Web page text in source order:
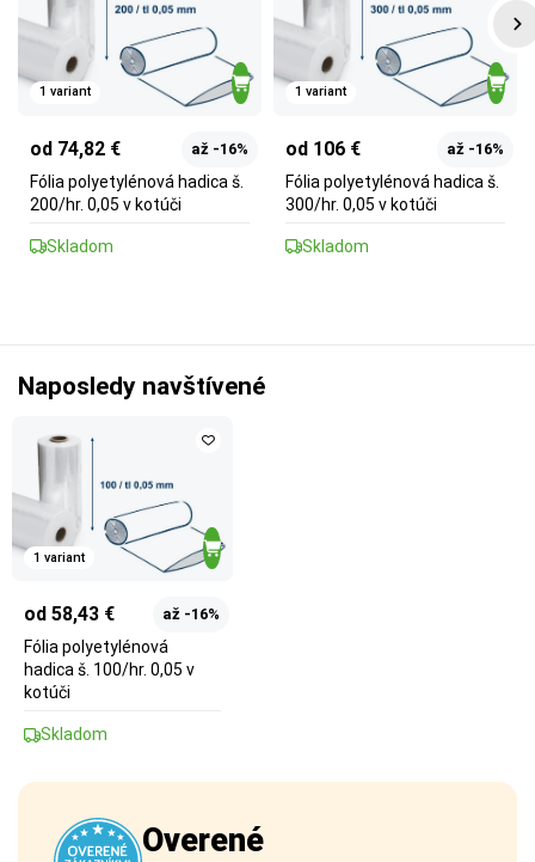
1 variant
od 74,82 € až -16%
Fólia polyetylénová hadica š.
200/hr. 0,05 v kotúči
Skladom
1 variant
od 106 € až -16%
Fólia polyetylénová hadica š.
300/hr. 0,05 v kotúči
Skladom
Naposledy navštívené
1 variant
od 58,43 € až -16%
Fólia polyetylénová
hadica š. 100/hr. 0,05 v
kotúči
Skladom
Overené